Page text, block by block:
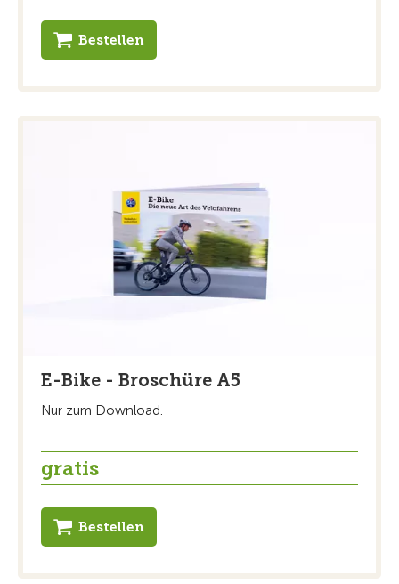
Bestellen
E-Bike - Broschüre A5
Nur zum Download.
gratis
Bestellen